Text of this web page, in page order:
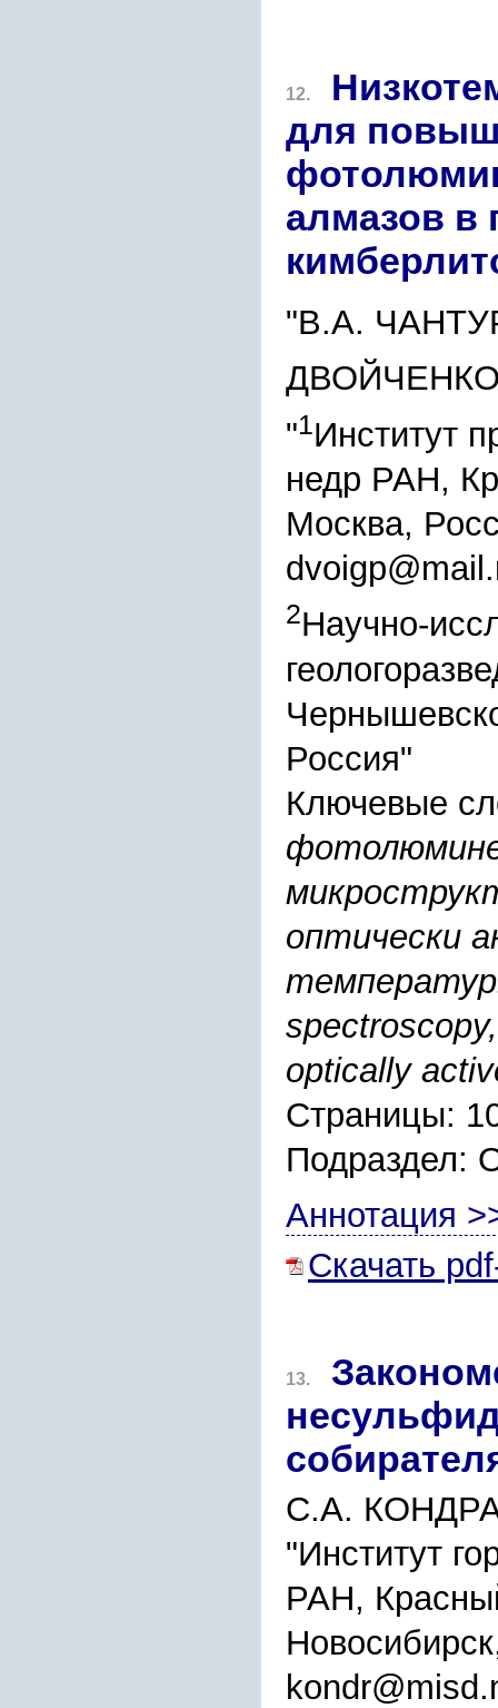
12.
для
алмазов в
"В.А.
"1Институт
недр РАН,
Москва,
2Научно-
Россия"
Ключевые
оптически
optically
Страницы:
Подраздел:
Аннотация
Скачать
13.
С.А.
"Институт
РАН,